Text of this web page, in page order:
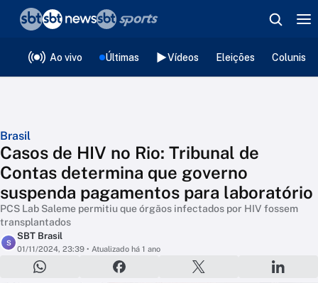
Ao vivo Últimas Vídeos Eleições
Brasil
Casos de HIV no Rio: Tribunal de
Contas determina que governo
suspenda pagamentos para laboratório
PCS Lab Saleme permitiu que órgãos infectados por HIV fossem
transplantados
S
SBT Brasil
01/11/2024, 23:39 • Atualizado há 1 ano
❮voltar
Editorias